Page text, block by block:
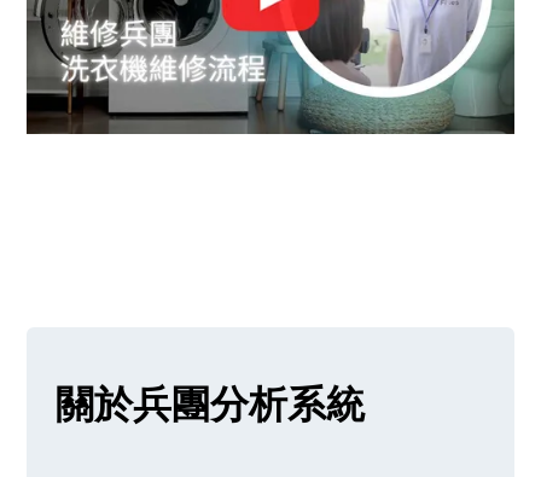
關於兵團分析系統